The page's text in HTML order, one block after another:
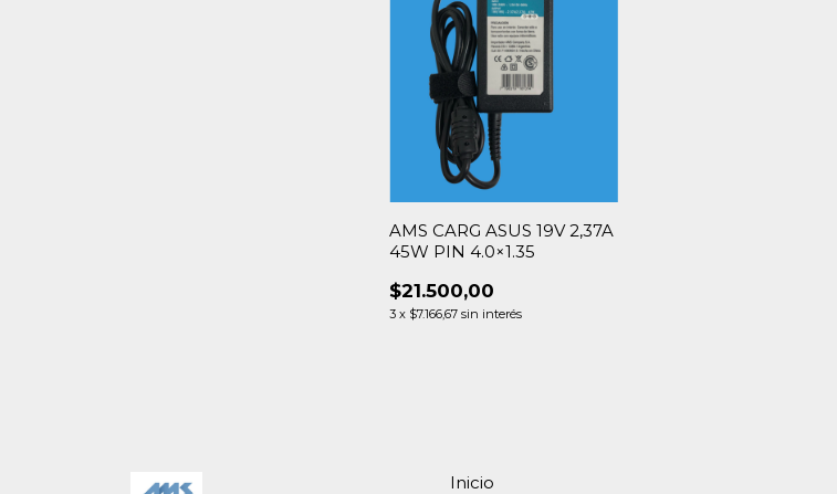
AMS CARG ASUS 19V 2,37A
45W PIN 4.0×1.35
$21.500,00
3 x $7.166,67 sin interés
Inicio